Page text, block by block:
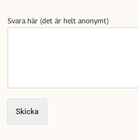
Svara här (det är helt anonymt)
Skicka